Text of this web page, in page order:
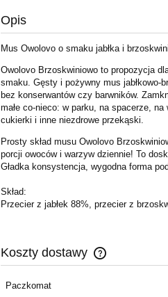
Opis
Mus Owolovo o smaku jabłka i
Owolovo Brzoskwiniowo to propozycja
smaku. Gęsty i pożywny mus jabłkowo-
bez konserwantów czy barwników.
małe co-nieco: w parku, na spacerze,
cukierki i inne niezdrowe przekąski.
Prosty skład musu Owolovo
porcji owoców i warzyw dziennie! To
Gładka konsystencja, wygodna forma
Skład:
Przecier z jabłek 88%, przecier z
Koszty dostawy
Cena nie
Paczkomat